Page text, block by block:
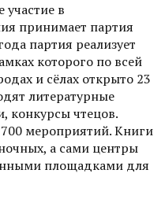
участие в
принимает партия
партия реализует
которого по всей
и сёлах открыто 23
литературные
конкурсы чтецов.
мероприятий. Книги
а сами центры
площадками для